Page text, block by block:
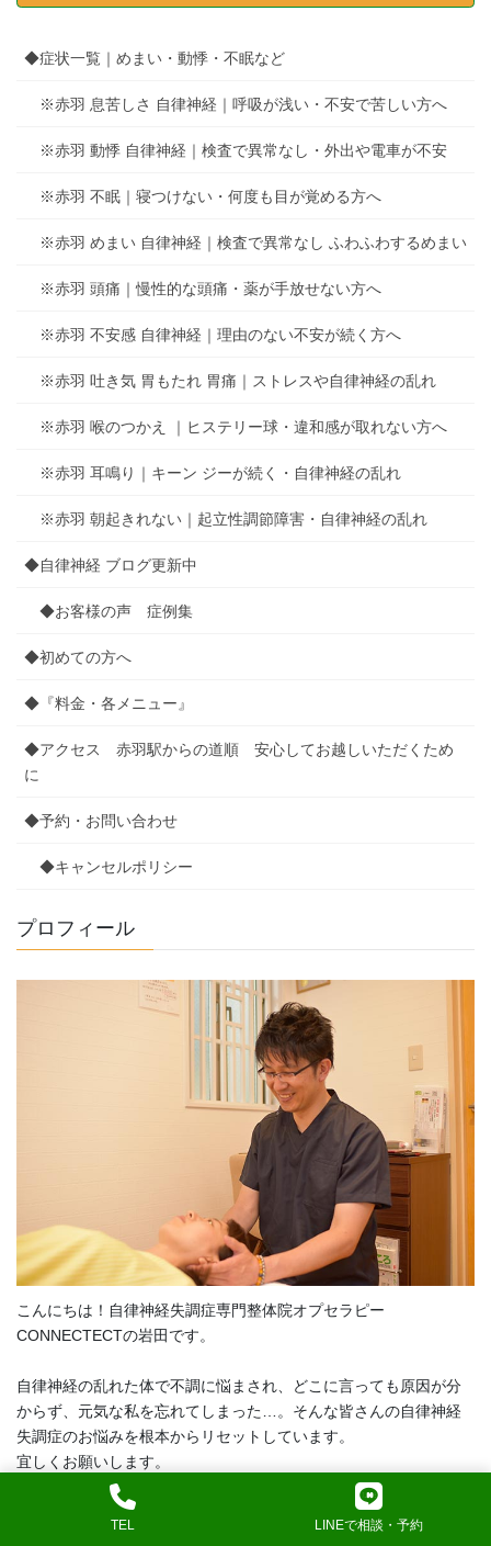
◆症状一覧｜めまい・動悸・不眠など
※赤羽 息苦しさ 自律神経｜呼吸が浅い・不安で苦しい方へ
※赤羽 動悸 自律神経｜検査で異常なし・外出や電車が不安
※赤羽 不眠｜寝つけない・何度も目が覚める方へ
※赤羽 めまい 自律神経｜検査で異常なし ふわふわするめまい
※赤羽 頭痛｜慢性的な頭痛・薬が手放せない方へ
※赤羽 不安感 自律神経｜理由のない不安が続く方へ
※赤羽 吐き気 胃もたれ 胃痛｜ストレスや自律神経の乱れ
※赤羽 喉のつかえ ｜ヒステリー球・違和感が取れない方へ
※赤羽 耳鳴り｜キーン ジーが続く・自律神経の乱れ
※赤羽 朝起きれない｜起立性調節障害・自律神経の乱れ
◆自律神経 ブログ更新中
◆お客様の声 症例集
◆初めての方へ
◆『料金・各メニュー』
◆アクセス 赤羽駅からの道順 安心してお越しいただくため
に
◆予約・お問い合わせ
◆キャンセルポリシー
プロフィール
こんにちは！自律神経失調症専門整体院オプセラピー
CONNECTECTの岩田です。
自律神経の乱れた体で不調に悩まされ、どこに言っても原因が分
からず、元気な私を忘れてしまった…。そんな皆さんの自律神経
失調症のお悩みを根本からリセットしています。
宜しくお願いします。
→プロフィールの詳細はこちら
TEL LINEで相談・予約